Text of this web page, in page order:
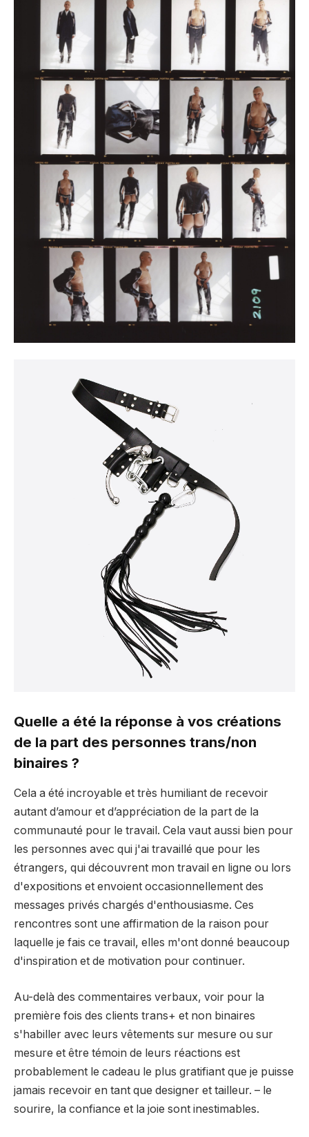
Quelle a été la réponse à vos créations
de la part des personnes trans/non
binaires ?
Cela a été incroyable et très humiliant de recevoir
autant d’amour et d’appréciation de la part de la
communauté pour le travail. Cela vaut aussi bien pour
les personnes avec qui j'ai travaillé que pour les
étrangers, qui découvrent mon travail en ligne ou lors
d'expositions et envoient occasionnellement des
messages privés chargés d'enthousiasme. Ces
rencontres sont une affirmation de la raison pour
laquelle je fais ce travail, elles m'ont donné beaucoup
d'inspiration et de motivation pour continuer.
Au-delà des commentaires verbaux, voir pour la
première fois des clients trans+ et non binaires
s'habiller avec leurs vêtements sur mesure ou sur
mesure et être témoin de leurs réactions est
probablement le cadeau le plus gratifiant que je puisse
jamais recevoir en tant que designer et tailleur. – le
sourire, la confiance et la joie sont inestimables.